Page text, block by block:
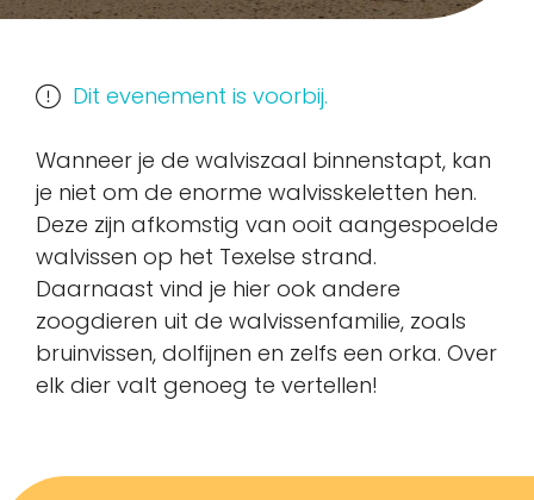
Dit evenement is voorbij.
Wanneer je de walviszaal binnenstapt, kan
je niet om de enorme walvisskeletten hen.
Deze zijn afkomstig van ooit aangespoelde
walvissen op het Texelse strand.
Daarnaast vind je hier ook andere
zoogdieren uit de walvissenfamilie, zoals
bruinvissen, dolfijnen en zelfs een orka. Over
elk dier valt genoeg te vertellen!